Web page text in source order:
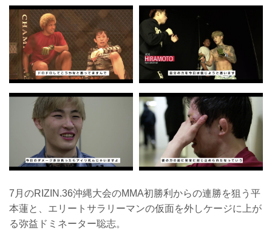
7月のRIZIN.36沖縄大会のMMA初勝利からの連勝を狙う平
本蓮と、エリートサラリーマンの仮面を外しケージに上が
る弥益ドミネーター聡志。